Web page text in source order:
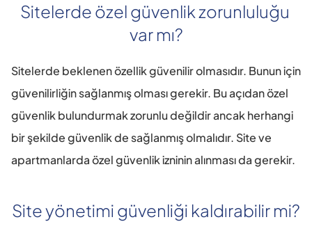
Sitelerde özel güvenlik zorunluluğu
var mı?
Sitelerde beklenen özellik güvenilir olmasıdır. Bunun için
güvenilirliğin sağlanmış olması gerekir. Bu açıdan özel
güvenlik bulundurmak zorunlu değildir ancak herhangi
bir şekilde güvenlik de sağlanmış olmalıdır. Site ve
apartmanlarda özel güvenlik izninin alınması da gerekir.
Site yönetimi güvenliği kaldırabilir mi?